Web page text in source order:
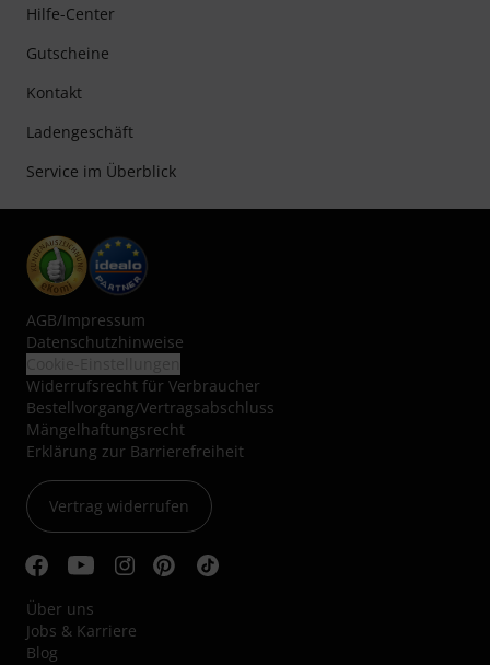
Hilfe-Center
Gutscheine
Kontakt
Ladengeschäft
Service im Überblick
AGB/Impressum
Datenschutzhinweise
Widerrufsrecht für Verbraucher
Bestellvorgang/Vertragsabschluss
Mängelhaftungsrecht
Erklärung zur Barrierefreiheit
Vertrag widerrufen
Über uns
Jobs & Karriere
Blog